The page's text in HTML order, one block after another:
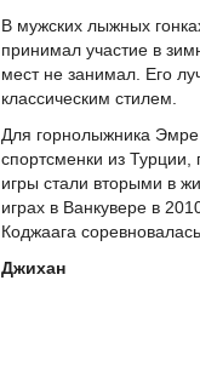
В мужских лыжных
принимал участие в
мест не занимал. Его
классическим стилем.
Для горнолыжника
спортсменки из
игры стали вторыми в
играх в Ванкувере в
Коджаага
Джихан